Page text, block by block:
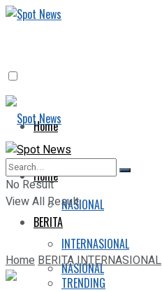
Home
BERITA
NASIONAL
INTERNASIONAL
TRENDING
Home
BERITA
NASIONAL
No Result
View All Result
HomeBERITAINTERNASIONAL